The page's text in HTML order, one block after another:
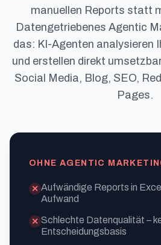
manuellen Reports statt
Datengetriebenes Agentic
das: KI-Agenten analysieren
und erstellen direkt
Social Media, Blog, SEO,
Pages.
OHNE AGENTIC
✕ Aufwändige Reports in
Aufwand
✕ Schlechte Datenqualität –
Entscheidungsbasis